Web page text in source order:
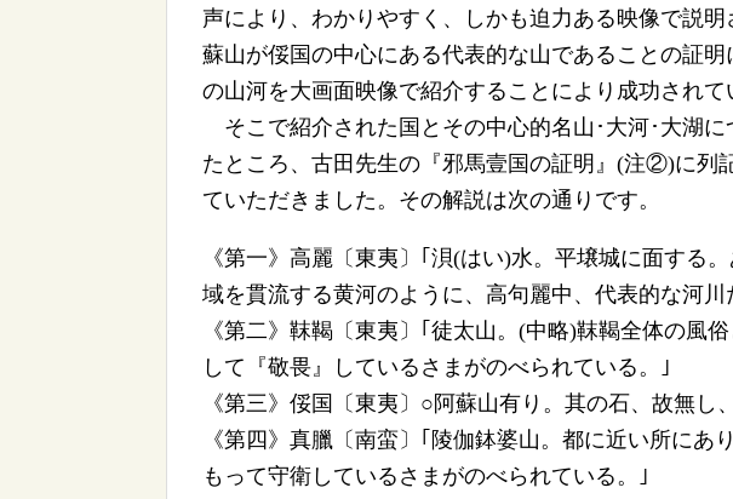
声により、わかりやすく、しかも迫力ある映像で説
蘇山が俀国の中心にある代表的な山であることの証
の山河を大画面映像で紹介することにより成功されて
そこで紹介された国とその中心的名山･大河･大湖
たところ、古田先生の『邪馬壹国の証明』(注②)に列
ていただきました。その解説は次の通りです。
《第一》高麗〔東夷〕｢浿(はい)水。平壌城に面する
域を貫流する黄河のように、高句麗中、代表的な河川
《第二》靺鞨〔東夷〕｢徒太山。(中略)靺鞨全体の風
して『敬畏』しているさまがのべられている。｣
《第三》俀国〔東夷〕○阿蘇山有り。其の石、故無し
《第四》真臘〔南蛮〕｢陵伽鉢婆山。都に近い所にあ
もって守衛しているさまがのべられている。｣